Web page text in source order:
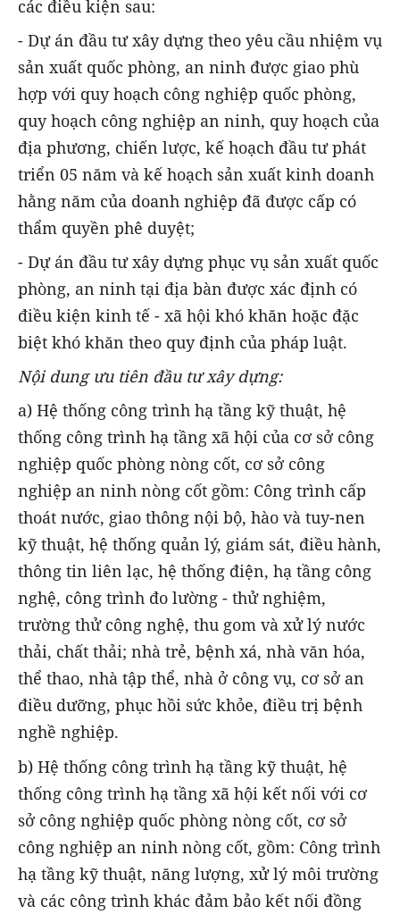
các điều kiện sau:
- Dự án đầu tư xây dựng theo yêu cầu nhiệm vụ
sản xuất quốc phòng, an ninh được giao phù
hợp với quy hoạch công nghiệp quốc phòng,
quy hoạch công nghiệp an ninh, quy hoạch của
địa phương, chiến lược, kế hoạch đầu tư phát
triển 05 năm và kế hoạch sản xuất kinh doanh
hằng năm của doanh nghiệp đã được cấp có
thẩm quyền phê duyệt;
- Dự án đầu tư xây dựng phục vụ sản xuất quốc
phòng, an ninh tại địa bàn được xác định có
điều kiện kinh tế - xã hội khó khăn hoặc đặc
biệt khó khăn theo quy định của pháp luật.
Nội dung ưu tiên đầu tư xây dựng:
a) Hệ thống công trình hạ tầng kỹ thuật, hệ
thống công trình hạ tầng xã hội của cơ sở công
nghiệp quốc phòng nòng cốt, cơ sở công
nghiệp an ninh nòng cốt gồm: Công trình cấp
thoát nước, giao thông nội bộ, hào và tuy-nen
kỹ thuật, hệ thống quản lý, giám sát, điều hành,
thông tin liên lạc, hệ thống điện, hạ tầng công
nghệ, công trình đo lường - thử nghiệm,
trường thử công nghệ, thu gom và xử lý nước
thải, chất thải; nhà trẻ, bệnh xá, nhà văn hóa,
thể thao, nhà tập thể, nhà ở công vụ, cơ sở an
điều dưỡng, phục hồi sức khỏe, điều trị bệnh
nghề nghiệp.
b) Hệ thống công trình hạ tầng kỹ thuật, hệ
thống công trình hạ tầng xã hội kết nối với cơ
sở công nghiệp quốc phòng nòng cốt, cơ sở
công nghiệp an ninh nòng cốt, gồm: Công trình
hạ tầng kỹ thuật, năng lượng, xử lý môi trường
và các công trình khác đảm bảo kết nối đồng